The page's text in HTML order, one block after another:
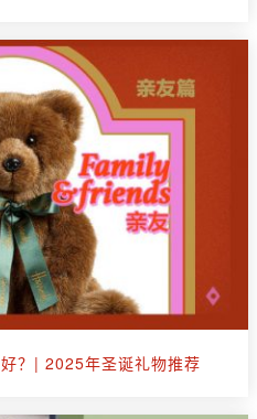
？| 2025年圣诞礼物推荐